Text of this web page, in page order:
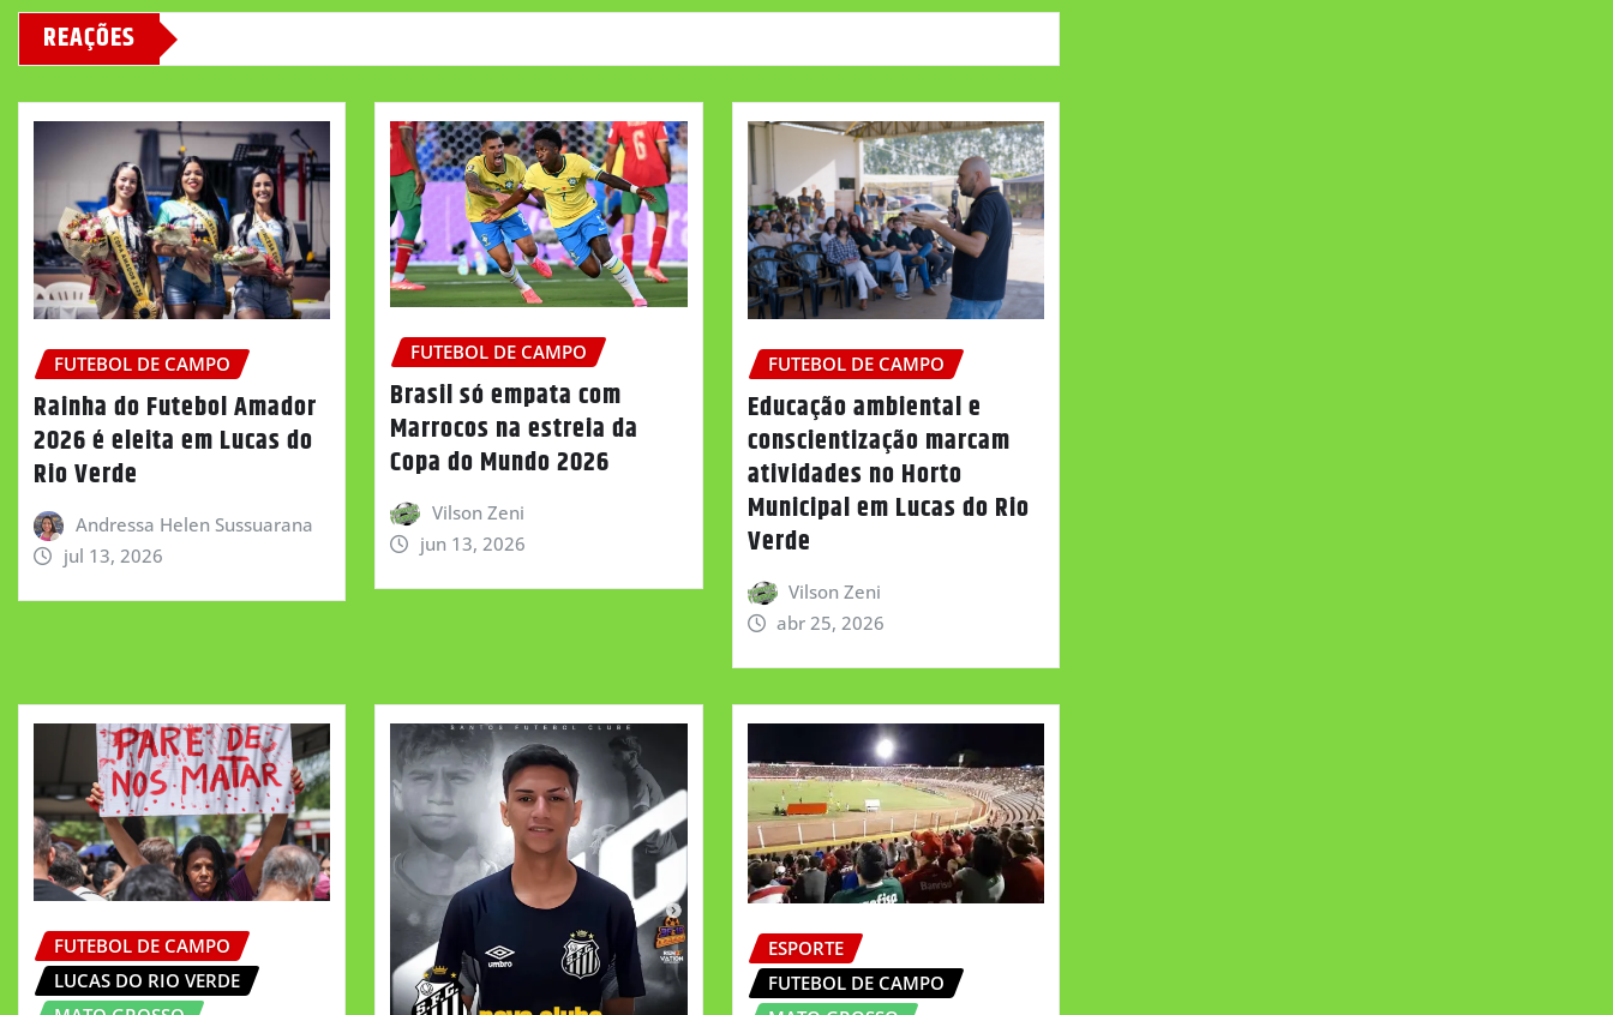
REAÇÕES
FUTEBOL DE CAMPO
Rainha do Futebol Amador
2026 é eleita em Lucas do
Rio Verde
Andressa Helen Sussuarana
jul 13, 2026
FUTEBOL DE CAMPO
Brasil só empata com
Marrocos na estreia da
Copa do Mundo 2026
Vilson Zeni
jun 13, 2026
FUTEBOL DE CAMPO
Educação ambiental e
conscientização marcam
atividades no Horto
Municipal em Lucas do Rio
Verde
Vilson Zeni
abr 25, 2026
FUTEBOL DE CAMPO
LUCAS DO RIO VERDE
ESPORTE
FUTEBOL DE CAMPO